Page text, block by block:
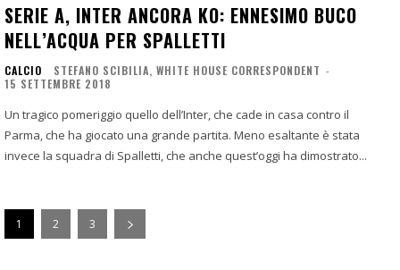
SERIE A, INTER ANCORA KO: ENNESIMO BUCO
NELL’ACQUA PER SPALLETTI
CALCIO STEFANO SCIBILIA, WHITE HOUSE CORRESPONDENT -
15 SETTEMBRE 2018
Un tragico pomeriggio quello dell’Inter, che cade in casa contro il
Parma, che ha giocato una grande partita. Meno esaltante è stata
invece la squadra di Spalletti, che anche quest’oggi ha dimostrato...
1 2 3